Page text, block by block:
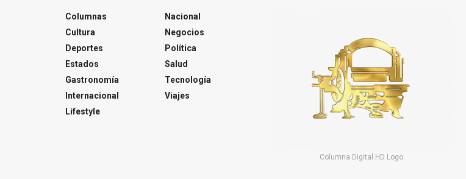
Columnas
Cultura
Deportes
Estados
Gastronomía
Internacional
Lifestyle
Nacional
Negocios
Política
Salud
Tecnología
Viajes
Columna Digital HD Logo